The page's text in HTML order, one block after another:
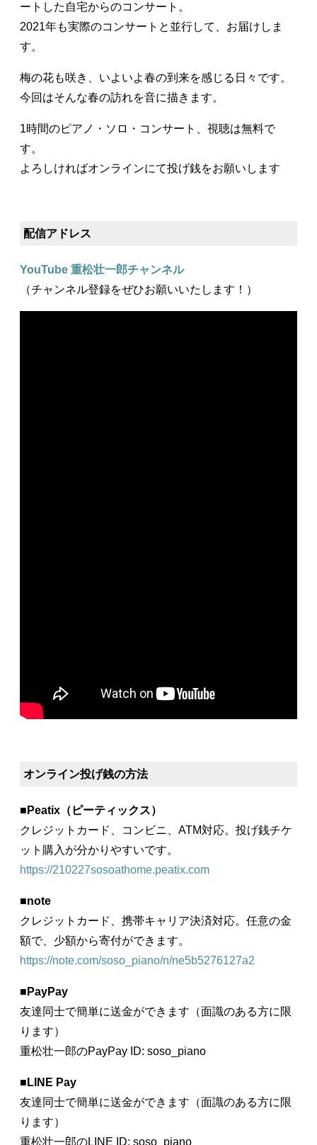
ートした自宅からのコンサート。
2021年も実際のコンサートと並行して、お届けしま
す。
梅の花も咲き、いよいよ春の到来を感じる日々です。
今回はそんな春の訪れを音に描きます。
1時間のピアノ・ソロ・コンサート、視聴は無料で
す。
よろしければオンラインにて投げ銭をお願いします
配信アドレス
YouTube 重松壮一郎チャンネル
（チャンネル登録をぜひお願いいたします！）
オンライン投げ銭の方法
■ Peatix（ピーティックス）
クレジットカード、コンビニ、ATM対応。投げ銭チケ
ット購入が分かりやすいです。
https://210227sosoathome.peatix.com
■note
クレジットカード、携帯キャリア決済対応。任意の金
額で、少額から寄付ができます。
https://note.com/soso_piano/n/ne5b5276127a2
■ PayPay
友達同士で簡単に送金ができます（面識のある方に限
ります）
重松壮一郎のPayPay ID: soso_piano
■ LINE Pay
友達同士で簡単に送金ができます（面識のある方に限
ります）
重松壮一郎のLINE ID: soso_piano